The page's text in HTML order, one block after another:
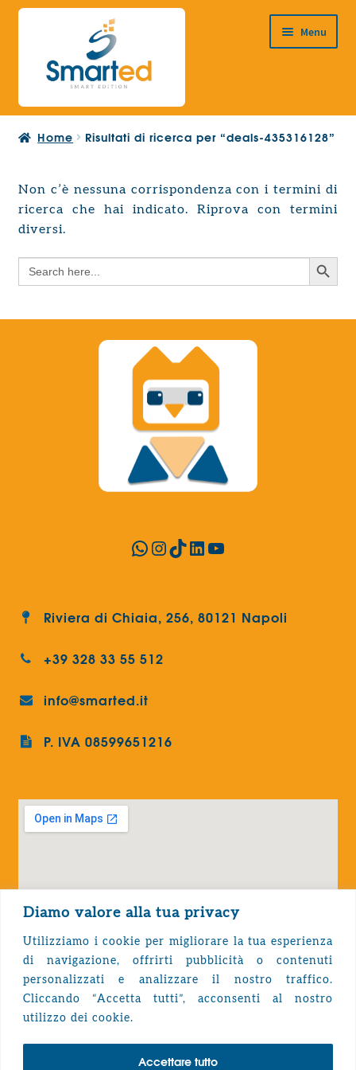
Diamo valore alla tua privacy
Utilizziamo i cookie per migliorare la tua esperienza
di navigazione, offrirti pubblicità o contenuti
personalizzati e analizzare il nostro traffico.
Cliccando “Accetta tutti”, acconsenti al nostro
utilizzo dei cookie.
Accettare tutto
Vai
navigazione
Vai
contenuto
Menu
HOME
PRODOTTI
Espandi
il
child
PROGETTAZIONE EUROPEA
menu
child
Search
Home Risultati di ricerca per “deals-435316128”
Non c’è nessuna corrispondenza con i termini di
ricerca che hai indicato. Riprova con termini
diversi.
Search
for:
Search Button
WhatsApp
Instagram
TikTok
LinkedIn
YouTube
Riviera di Chiaia, 256, 80121 Napoli
+39 328 33 55 512
info@smarted.it
P. IVA 08599651216
Privacy Policy